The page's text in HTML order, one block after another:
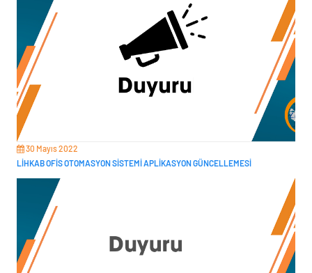
30 Mayıs 2022
LİHKAB OFİS OTOMASYON SİSTEMİ APLİKASYON GÜNCELLEMESİ